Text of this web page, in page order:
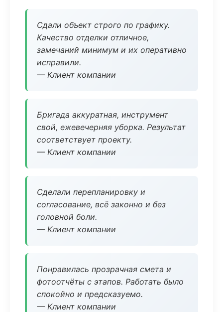
Сдали объект строго по графику.
Качество отделки отличное,
замечаний минимум и их оперативно
исправили.
— Клиент компании
Бригада аккуратная, инструмент
свой, ежевечерняя уборка. Результат
соответствует проекту.
— Клиент компании
Сделали перепланировку и
согласование, всё законно и без
головной боли.
— Клиент компании
Понравилась прозрачная смета и
фотоотчёты с этапов. Работать было
спокойно и предсказуемо.
— Клиент компании